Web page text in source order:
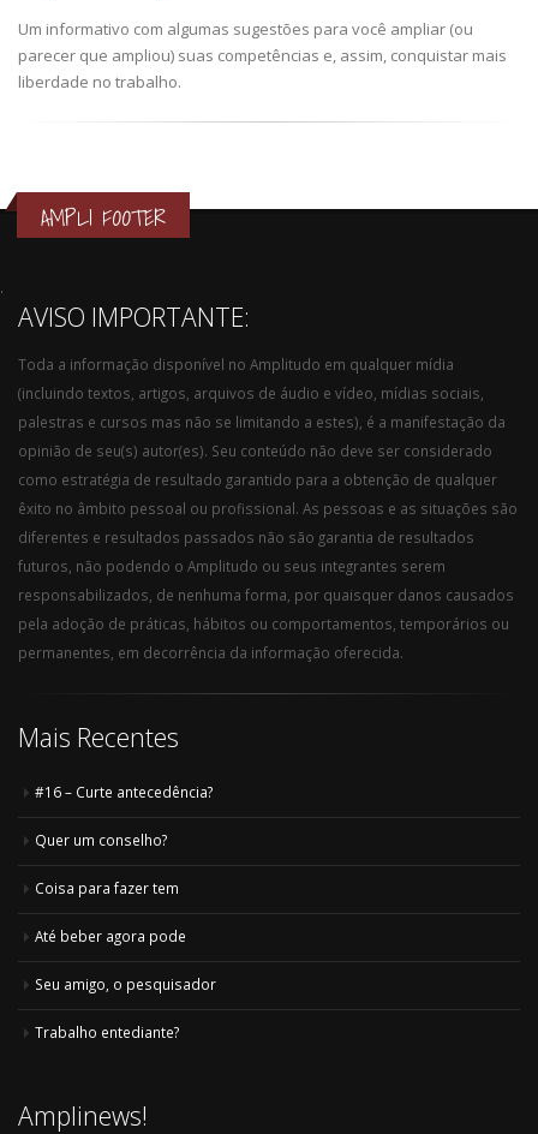
Um informativo com algumas sugestões para você ampliar (ou
parecer que ampliou) suas competências e, assim, conquistar mais
liberdade no trabalho.
.
AMPLI FOOTER
AVISO IMPORTANTE:
Toda a informação disponível no Amplitudo em qualquer mídia
(incluindo textos, artigos, arquivos de áudio e vídeo, mídias sociais,
palestras e cursos mas não se limitando a estes), é a manifestação da
opinião de seu(s) autor(es). Seu conteúdo não deve ser considerado
como estratégia de resultado garantido para a obtenção de qualquer
êxito no âmbito pessoal ou profissional. As pessoas e as situações são
diferentes e resultados passados não são garantia de resultados
futuros, não podendo o Amplitudo ou seus integrantes serem
responsabilizados, de nenhuma forma, por quaisquer danos causados
pela adoção de práticas, hábitos ou comportamentos, temporários ou
permanentes, em decorrência da informação oferecida.
Mais Recentes
#16 – Curte antecedência?
Quer um conselho?
Coisa para fazer tem
Até beber agora pode
Seu amigo, o pesquisador
Trabalho entediante?
Amplinews!